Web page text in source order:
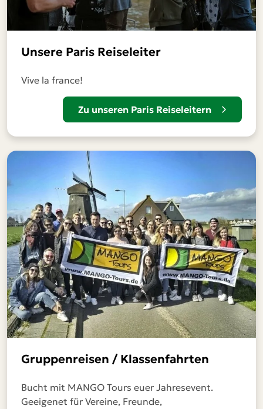
Unsere Paris Reiseleiter
Vive la france!
Zu unseren Paris Reiseleitern
Gruppenreisen / Klassenfahrten
Bucht mit MANGO Tours euer Jahresevent.
Geeigenet für Vereine, Freunde,